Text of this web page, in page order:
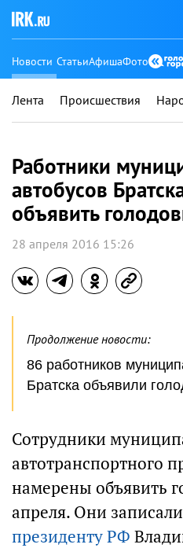
Новости СтатьиАфишаФото
Лента Происшествия
Работники
автобусов
объявить
28 апреля 2016 15:26
Продолжение новости:
86 работников
Братска объявили
Сотрудники
автотранспортного
намерены объявить
апреля. Они записали
президенту РФ